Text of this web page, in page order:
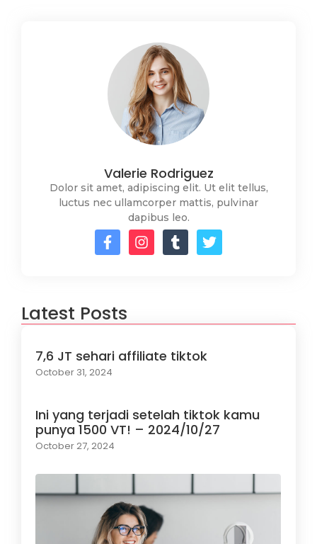
Valerie Rodriguez
Dolor sit amet, adipiscing elit. Ut elit tellus,
luctus nec ullamcorper mattis, pulvinar
dapibus leo.
Latest Posts
7,6 JT sehari affiliate tiktok
October 31, 2024
Ini yang terjadi setelah tiktok kamu
punya 1500 VT! – 2024/10/27
October 27, 2024